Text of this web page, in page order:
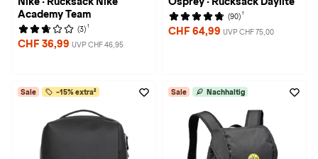
Academy Team
(3) 1
CHF 36,99 UVP CHF 46,95
(90) 1
CHF 64,99 UVP CHF 75,00
Sale -15% extra² Sale Nachhaltig